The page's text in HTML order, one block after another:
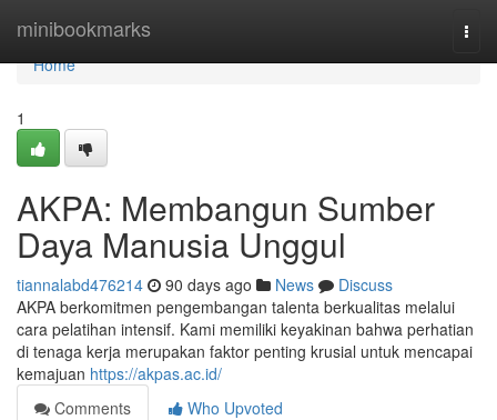
minibookmarks
Home
Home
1
AKPA: Membangun Sumber
Daya Manusia Unggul
tiannalabd476214 90 days ago News
Discuss
AKPA berkomitmen pengembangan talenta berkualitas melalui
cara pelatihan intensif. Kami memiliki keyakinan bahwa perhatian
di tenaga kerja merupakan faktor penting krusial untuk mencapai
kemajuan https://akpas.ac.id/
Comments
Who Upvoted